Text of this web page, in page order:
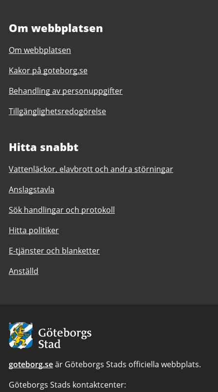
Om webbplatsen
Om webbplatsen
Kakor på goteborg.se
Behandling av personuppgifter
Tillgänglighetsredogörelse
Hitta snabbt
Vattenläckor, elavbrott och andra störningar
Anslagstavla
Sök handlingar och protokoll
Hitta politiker
E-tjänster och blanketter
Anställd
Avsändare:
Göteborgs
Stad
goteborg.seär Göteborgs Stads officiella webbplats.
Göteborgs Stads kontaktcenter: